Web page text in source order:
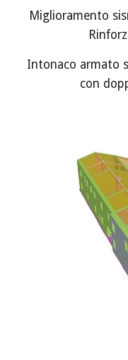
Miglioramento
Intonaco armato
con